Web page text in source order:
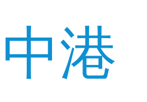
中港